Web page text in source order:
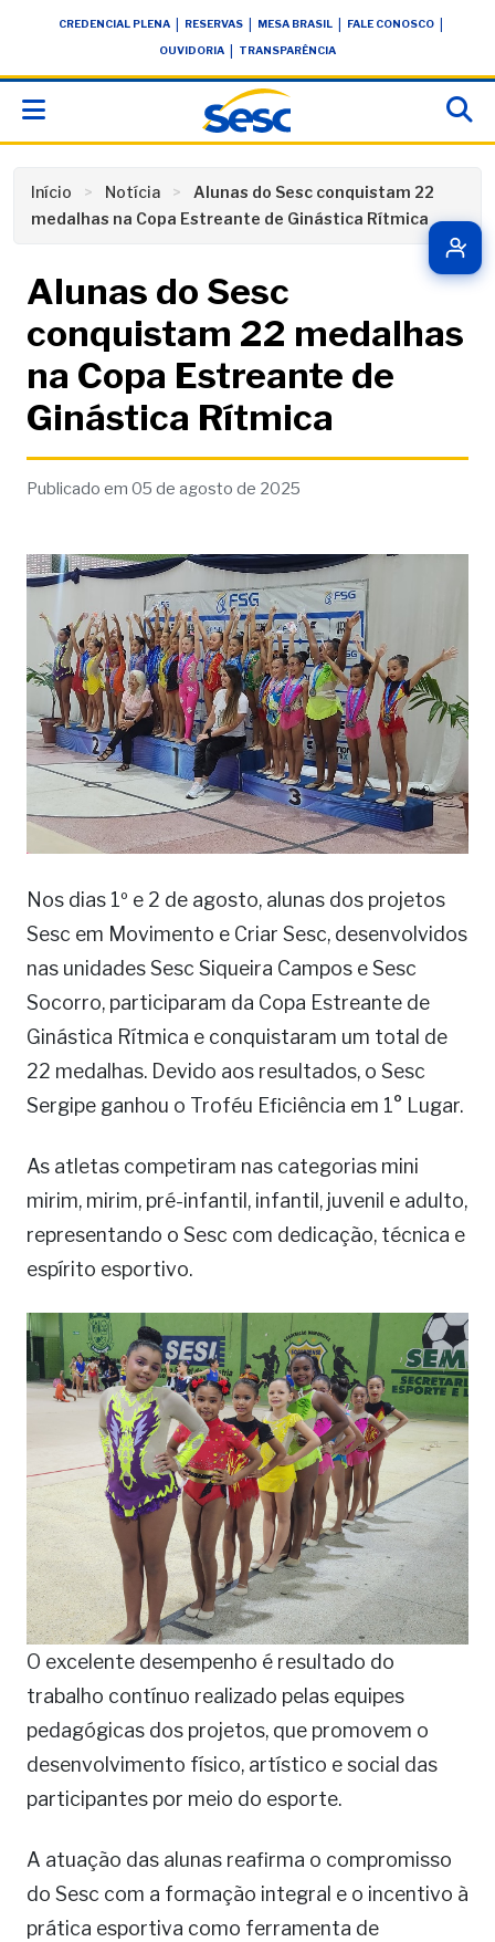
conteúdoCREDENCIAL PLENA RESERVAS MESA BRASIL FALE CONOSCO
OUVIDORIA TRANSPARÊNCIA
Início Notícia
Alunas do Sesc conquistam 22
medalhas na Copa Estreante de Ginástica Rítmica
Alunas do Sesc
conquistam 22 medalhas
na Copa Estreante de
Ginástica Rítmica
Publicado em 05 de agosto de 2025
Nos dias 1º e 2 de agosto, alunas dos projetos
Sesc em Movimento e Criar Sesc, desenvolvidos
nas unidades Sesc Siqueira Campos e Sesc
Socorro, participaram da Copa Estreante de
Ginástica Rítmica e conquistaram um total de
22 medalhas. Devido aos resultados, o Sesc
Sergipe ganhou o Troféu Eficiência em 1° Lugar.
As atletas competiram nas categorias mini
mirim, mirim, pré-infantil, infantil, juvenil e adulto,
representando o Sesc com dedicação, técnica e
espírito esportivo.
O excelente desempenho é resultado do
trabalho contínuo realizado pelas equipes
pedagógicas dos projetos, que promovem o
desenvolvimento físico, artístico e social das
participantes por meio do esporte.
A atuação das alunas reafirma o compromisso
do Sesc com a formação integral e o incentivo à
prática esportiva como ferramenta de